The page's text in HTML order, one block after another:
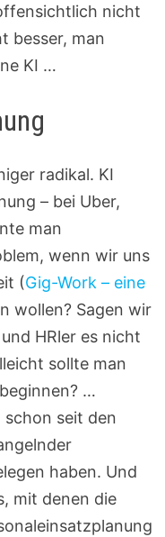
nicht
besser, man
KI …
radikal. KI
– bei Uber,
man
wenn wir uns
(Gig-Work – eine
wollen? Sagen wir
HRler es nicht
sollte man
…
seit den
haben. Und
mit denen die